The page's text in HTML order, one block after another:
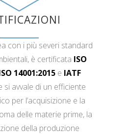
con i più severi standard
è certificata ISO
14001:2015e IATF
si avvale di un efficiente
per l’acquisizione e la
delle materie prime, la
della produzione